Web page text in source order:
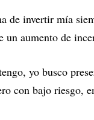
de invertir mía
un aumento de
yo busco
con bajo riesgo,